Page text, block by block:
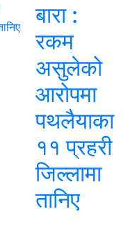
बारा :
रकम
असुलेको
आरोपमा
पथलैयाका
११ प्रहरी
जिल्लामा
तानिए